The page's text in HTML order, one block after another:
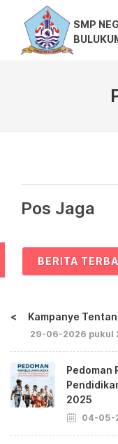
SMP
Pos Jaga
BERITA
< Kampanye
29-06-2026 pukul
Pedoman
2025
04-05-